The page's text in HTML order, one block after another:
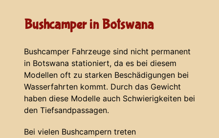
Bushcamper in Botswana
Bushcamper Fahrzeuge sind nicht permanent
in Botswana stationiert, da es bei diesem
Modellen oft zu starken Beschädigungen bei
Wasserfahrten kommt. Durch das Gewicht
haben diese Modelle auch Schwierigkeiten bei
den Tiefsandpassagen.
Bei vielen Bushcampern treten